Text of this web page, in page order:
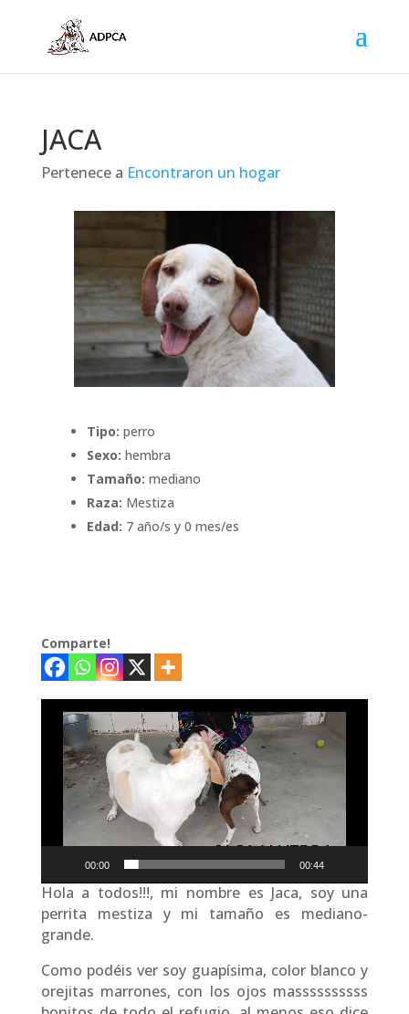
JACA
Pertenece a Encontraron un hogar
Tipo: perro
Sexo: hembra
Tamaño: mediano
Raza: Mestiza
Edad: 7 año/s y 0 mes/es
Comparte!
Reproductor
vídeo
00:00 00:44
Hola a todos!!!, mi nombre es Jaca, soy una
perrita mestiza y mi tamaño es mediano-
grande.
Como podéis ver soy guapísima, color blanco y
orejitas marrones, con los ojos massssssssss